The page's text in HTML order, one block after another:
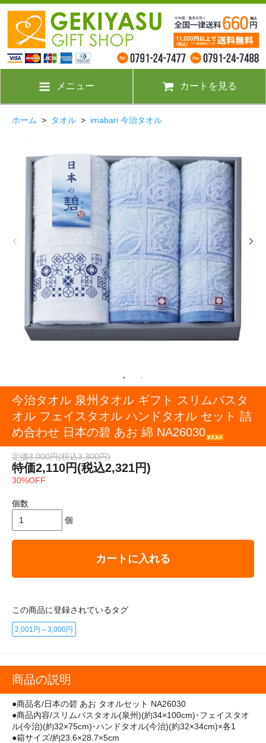
メニュー カートを見る
ホーム > タオル > imabari 今治タオル
今治タオル 泉州タオル ギフト スリムバスタ
オル フェイスタオル ハンドタオル セット 詰
め合わせ 日本の碧 あお 綿 NA26030
定価3,000円(税込3,300円)
特価2,110円(税込2,321円)
30%OFF
個数
個
カートに入れる
この商品に登録されているタグ
2,001円～3,000円
商品の説明
●商品名/日本の碧 あお タオルセット NA26030
●商品内容/スリムバスタオル(泉州)(約34×100cm)･フェイスタオ
ル(今治)(約32×75cm)･ハンドタオル(今治)(約32×34cm)×各1
●箱サイズ/約23.6×28.7×5cm